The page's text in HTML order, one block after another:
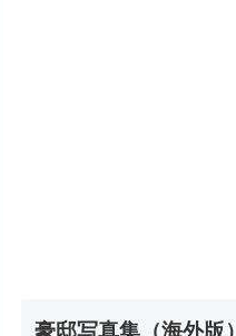
豪邸写真集（海外版）